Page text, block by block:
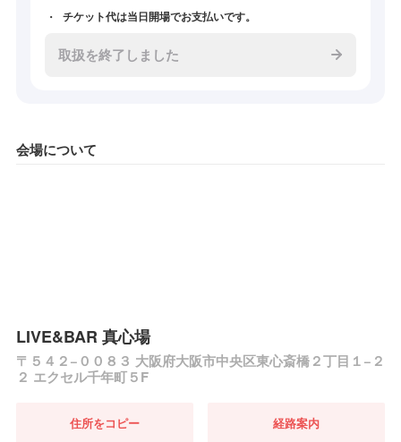
チケット代は当日開場でお支払いです。
取扱を終了しました
会場について
LIVE&BAR 真心場
〒５４２−００８３ 大阪府大阪市中央区東心斎橋２丁目１−２
２ エクセル千年町５F
住所をコピー 経路案内